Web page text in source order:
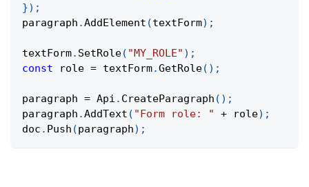
}) ;
paragraph .AddElement (textForm) ;
textForm. SetRole( "MY_ROLE" ) ;
const role = textForm.GetRole( ) ;
paragraph = Api . CreateParagraph ( ) ;
paragraph .AddText ( "Form role: " + role) ;
doc . Push (paragraph) ;